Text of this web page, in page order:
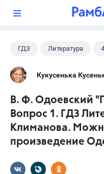
ГДЗ Литература
Климанова Л.Ф.
Кукусенька
В. Ф. Одоевский
Вопрос 1. ГДЗ
Климанова.
произведение